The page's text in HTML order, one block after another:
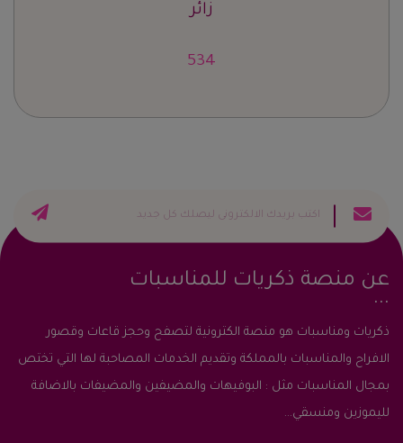
زائر
658
عن منصة ذكريات للمناسبات
ذكريات ومناسبات هو منصة الكترونية لتصفح وحجز قاعات وقصور
الافراح والمناسبات بالمملكة وتقديم الخدمات المصاحبة لها التي تختص
بمجال المناسبات مثل : البوفيهات والمضيفين والمضيفات بالاضافة
لليموزين ومنسقي...